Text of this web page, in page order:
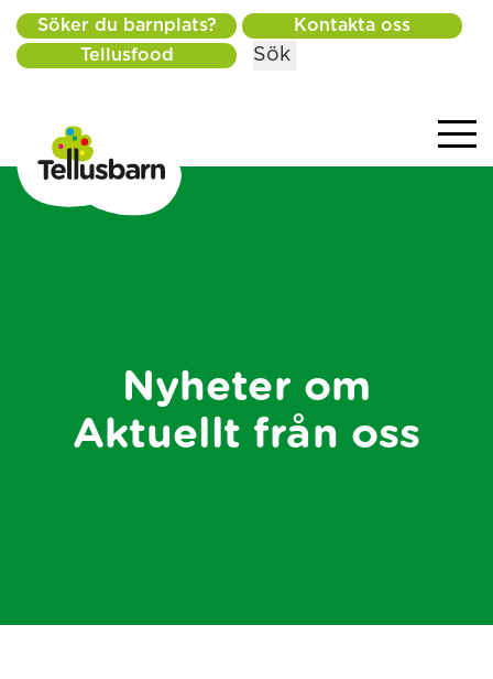
Söker du barnplats?
Kontakta oss
Tellusfood
Sök
Nyheter om
Aktuellt från oss